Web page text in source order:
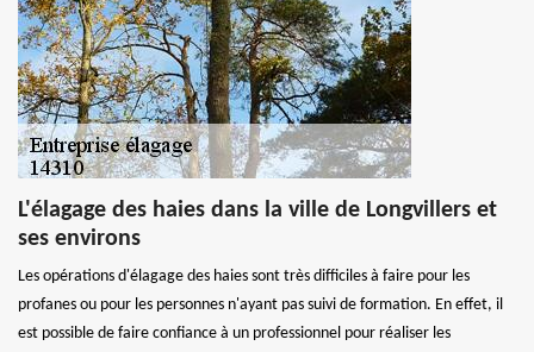
L'élagage des haies dans la ville de Longvillers et
ses environs
Les opérations d'élagage des haies sont très difficiles à faire pour les
profanes ou pour les personnes n'ayant pas suivi de formation. En effet, il
est possible de faire confiance à un professionnel pour réaliser les